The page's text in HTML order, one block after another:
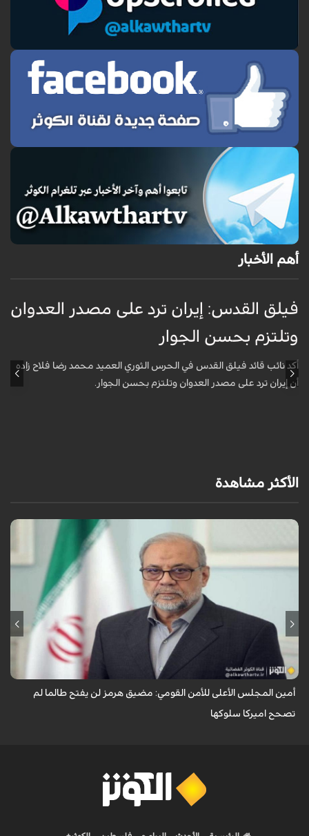
أهم الأخبار
فيلق القدس: إيران ترد على مصدر العدوان
وتلتزم بحسن الجوار
أكد نائب قائد فيلق القدس في الحرس الثوري العميد محمد رضا فلاح زاده
أن إيران ترد على مصدر العدوان وتلتزم بحسن الجوار.
الأكثر مشاهدة
أشار أمين المجلس الأعلى للأمن القومي الايراني محمد باقر ذوالقدر إلى آخر
مستجدات الأوضاع في البلاد والمنطقة، مؤكداً أن مضيق هرمز لن يُفتح ما لم
تصحح أ...
أمين المجلس الأعلى للأمن القومي: مضيق هرمز لن يفتح طالما لم
تصحح اميركا سلوكها